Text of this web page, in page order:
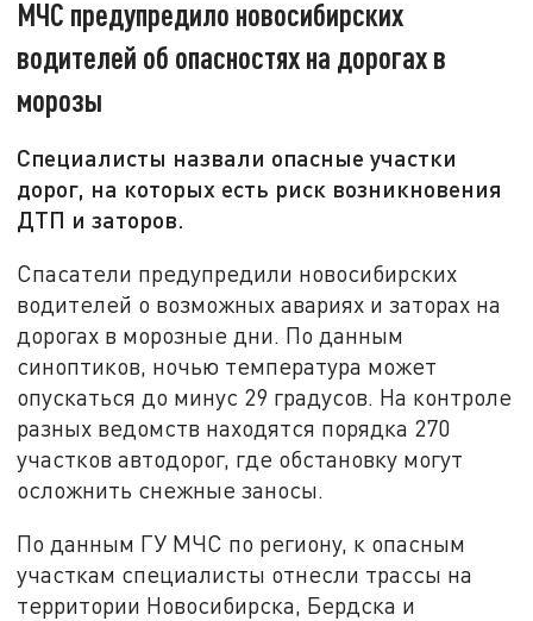
МЧС предупредило новосибирских
водителей об опасностях на дорогах в
морозы
Специалисты назвали опасные участки
дорог, на которых есть риск возникновения
ДТП и заторов.
Спасатели предупредили новосибирских
водителей о возможных авариях и заторах на
дорогах в морозные дни. По данным
синоптиков, ночью температура может
опускаться до минус 29 градусов. На контроле
разных ведомств находятся порядка 270
участков автодорог, где обстановку могут
осложнить снежные заносы.
По данным ГУ МЧС по региону, к опасным
участкам специалисты отнесли трассы на
территории Новосибирска, Бердска и